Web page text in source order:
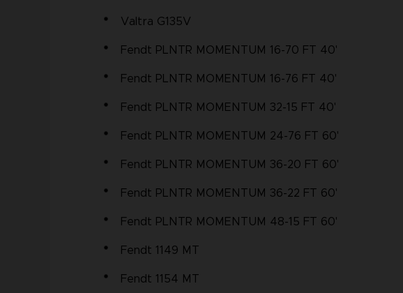
Valtra G135V
Fendt PLNTR MOMENTUM 16-70 FT 40'
Fendt PLNTR MOMENTUM 16-76 FT 40'
Fendt PLNTR MOMENTUM 32-15 FT 40'
Fendt PLNTR MOMENTUM 24-76 FT 60'
Fendt PLNTR MOMENTUM 36-20 FT 60'
Fendt PLNTR MOMENTUM 36-22 FT 60'
Fendt PLNTR MOMENTUM 48-15 FT 60'
Fendt 1149 MT
Fendt 1154 MT